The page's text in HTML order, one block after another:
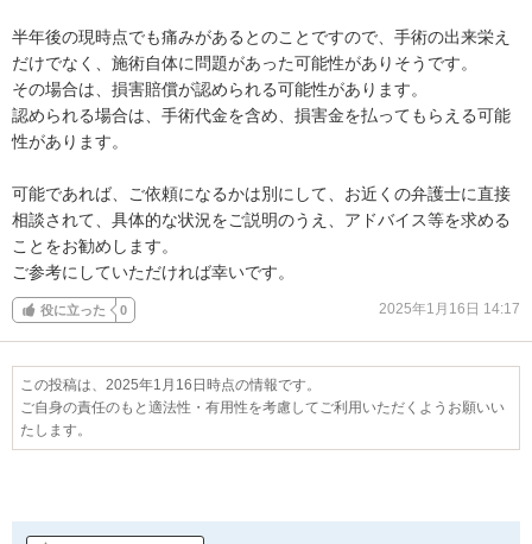
半年後の現時点でも痛みがあるとのことですので、手術の出来栄え
だけでなく、施術自体に問題があった可能性がありそうです。
その場合は、損害賠償が認められる可能性があります。
認められる場合は、手術代金を含め、損害金を払ってもらえる可能
性があります。
可能であれば、ご依頼になるかは別にして、お近くの弁護士に直接
相談されて、具体的な状況をご説明のうえ、アドバイス等を求める
ことをお勧めします。
ご参考にしていただければ幸いです。
役に立った 0 2025年1月16日 14:17
この投稿は、2025年1月16日時点の情報です。
ご自身の責任のもと適法性・有用性を考慮してご利用いただくようお願いい
たします。